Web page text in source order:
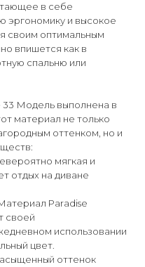
в себе
эргономику и высокое
своим оптимальным
впишется как в
спальню или
33 Модель выполнена в
материал не только
оттенком, но и
мягкая и
отдых на диване
Paradise
своей
использовании
цвет.
оттенок